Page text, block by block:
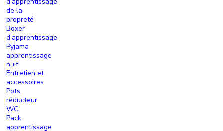
de la
propreté
Boxer
d’apprentissage
Pyjama
apprentissage
nuit
Entretien et
accessoires
Pots,
réducteur
WC
Pack
apprentissage